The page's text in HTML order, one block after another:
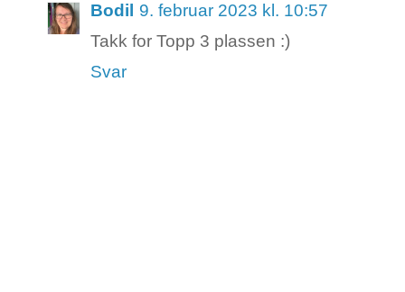
Bodil
9. februar 2023 kl. 10:57
Takk for Topp 3 plassen :)
Svar